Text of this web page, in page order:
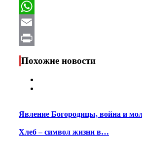
Facebook
WhatsApp
Email
Print
Похожие новости
Явление Богородицы, война и
Хлеб – символ жизни в…